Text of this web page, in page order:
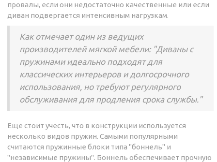
провалы, если они недостаточно качественные или если
диван подвергается интенсивным нагрузкам.
Как отмечает один из ведущих
производителей мягкой мебели: "Диваны с
пружинами идеально подходят для
классических интерьеров и долгосрочного
использования, но требуют регулярного
обслуживания для продления срока службы."
Еще стоит учесть, что в конструкции используется
несколько видов пружин. Самыми популярными
считаются пружинные блоки типа "боннель" и
"независимые пружины". Боннель обеспечивает прочную